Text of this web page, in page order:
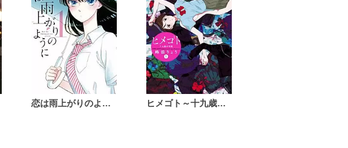
恋は雨上がりのように ヒメゴト～十九歳の制服～